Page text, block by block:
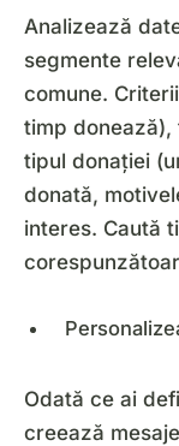
Analizează
segmente
comune.
timp
tipul donației
donată,
interes. Caută
Odată ce ai
creează